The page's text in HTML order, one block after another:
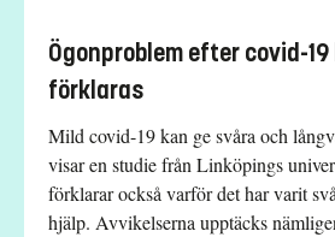
Ögonproblem efter covid-19
förklaras
Mild covid-19 kan ge svåra och
visar en studie från Linköpings
förklarar också varför det har varit
hjälp. Avvikelserna upptäcks